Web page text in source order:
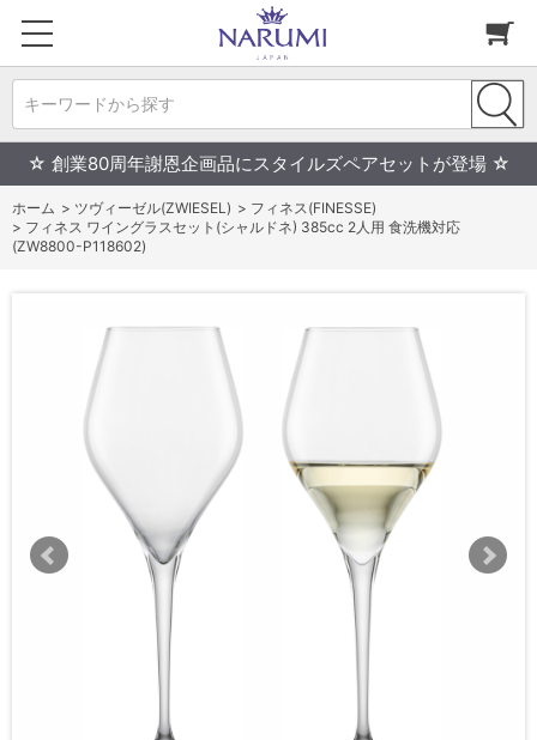
キーワードから探す
☆ 創業80周年謝恩企画品にスタイルズペアセットが登場 ☆
ホーム > ツヴィーゼル(ZWIESEL) > フィネス(FINESSE)
> フィネス ワイングラスセット(シャルドネ) 385cc 2人用 食洗機対応
(ZW8800-P118602)